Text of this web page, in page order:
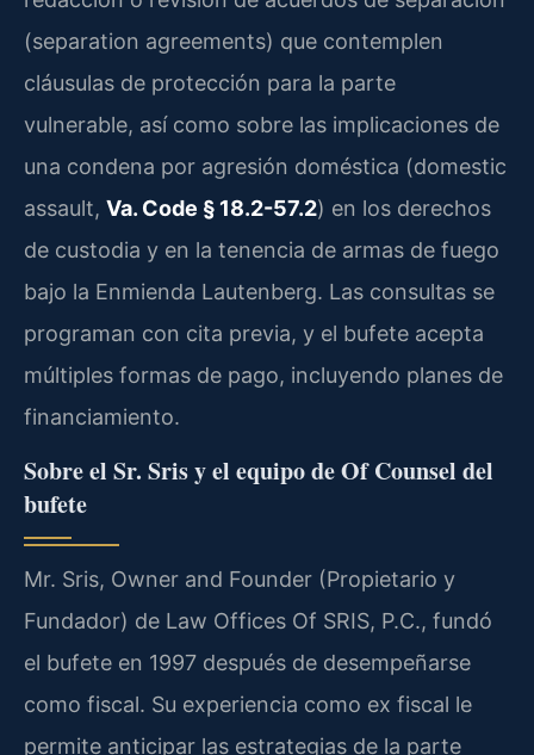
(separation agreements) que contemplen
cláusulas de protección para la parte
vulnerable, así como sobre las implicaciones de
una condena por agresión doméstica (domestic
assault, Va. Code § 18.2-57.2) en los derechos
de custodia y en la tenencia de armas de fuego
bajo la Enmienda Lautenberg. Las consultas se
programan con cita previa, y el bufete acepta
múltiples formas de pago, incluyendo planes de
financiamiento.
Sobre el Sr. Sris y el equipo de Of Counsel del
bufete
Mr. Sris, Owner and Founder (Propietario y
Fundador) de Law Offices Of SRIS, P.C., fundó
el bufete en 1997 después de desempeñarse
como fiscal. Su experiencia como ex fiscal le
permite anticipar las estrategias de la parte